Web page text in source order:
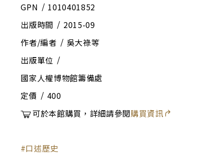
GPN
1010401852
出版時間
2015-09
作者/編者
吳大祿等
出版單位
國家人權博物館籌備處
定價
400
可於本館購買，詳細請參閱購買資訊
口述歷史